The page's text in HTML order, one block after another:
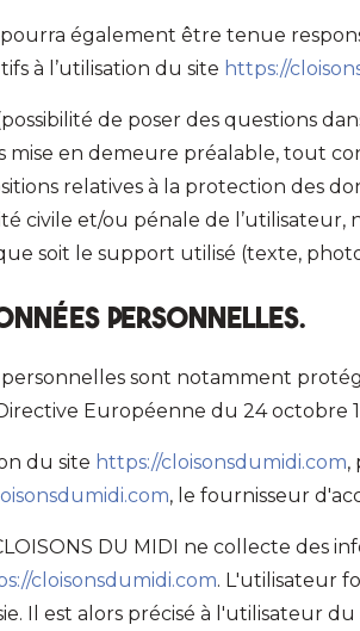
pourra également être tenue
à l’utilisation du site https://
de poser des questions
mise en demeure préalable, tout
relatives à la protection des
civile et/ou pénale de
soit le support utilisé (texte,
personnelles.
sont notamment
Européenne du 24 octobre
du site https://cloisonsdumidi.com,
, le fournisseur
DU MIDI ne collecte des
cloisonsdumidi.com. L'utilisateur
Il est alors précisé à l'utilisateur du